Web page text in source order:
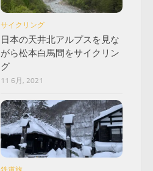
サイクリング
日本の天井北アルプスを見な
がら松本白馬間をサイクリン
グ
11 6月, 2021